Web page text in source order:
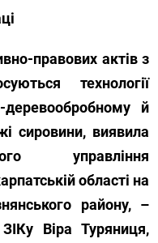
правових актів з
технології
деревообробному й
сировини, виявила
управління
області на
району, –
Віра Туряниця,